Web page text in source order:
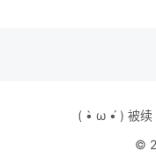
( •̀ ω •́ ) 被
©